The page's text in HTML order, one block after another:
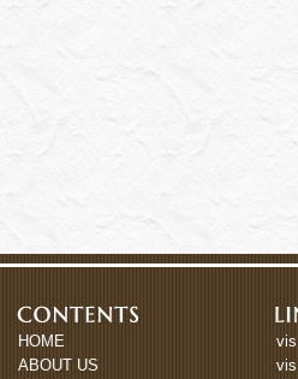
HOME
ABOUT US